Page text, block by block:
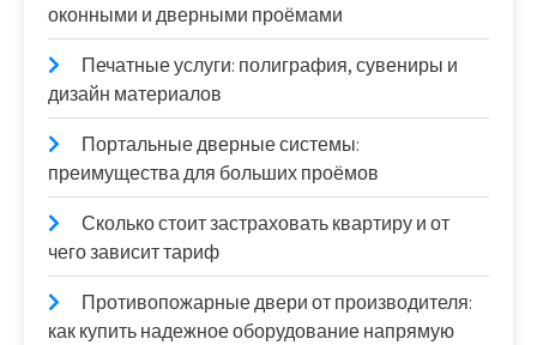
оконными и дверными проёмами
Печатные услуги: полиграфия, сувениры и
дизайн материалов
Портальные дверные системы:
преимущества для больших проёмов
Сколько стоит застраховать квартиру и от
чего зависит тариф
Противопожарные двери от производителя:
как купить надежное оборудование напрямую